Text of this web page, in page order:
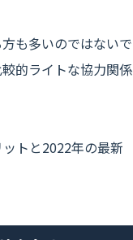
も多いのではないで
的ライトな協力関係
トと2022年の最新